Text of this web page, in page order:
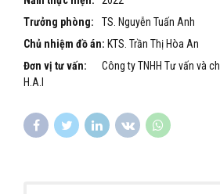
Trưởng phòng:
TS. Nguyễn Tuấn Anh
Chủ nhiệm đồ án: KTS. Trần Thị Hòa An
Đơn vị tư vấn:
Công ty TNHH Tư vấn và
H.A.I